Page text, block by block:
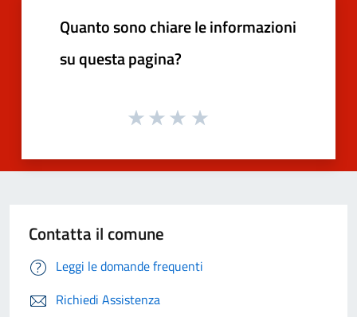
Quanto sono chiare le informazioni
su questa pagina?
Contatta il comune
Leggi le domande frequenti
Richiedi Assistenza